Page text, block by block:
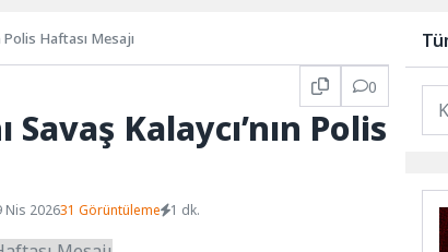
Polis Haftası Mesajı
0
Kalaycı’nın Polis
Nis 202631 Görüntüleme 1 dk.